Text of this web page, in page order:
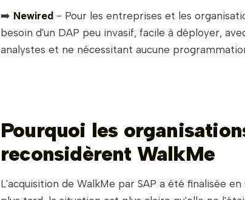
➡️ Newired - Pour les entreprises et les
besoin d'un DAP peu invasif, facile à déployer,
analystes et ne nécessitant aucune
Pourquoi les
reconsidèrent WalkMe
L'acquisition de WalkMe par SAP a été finalisée